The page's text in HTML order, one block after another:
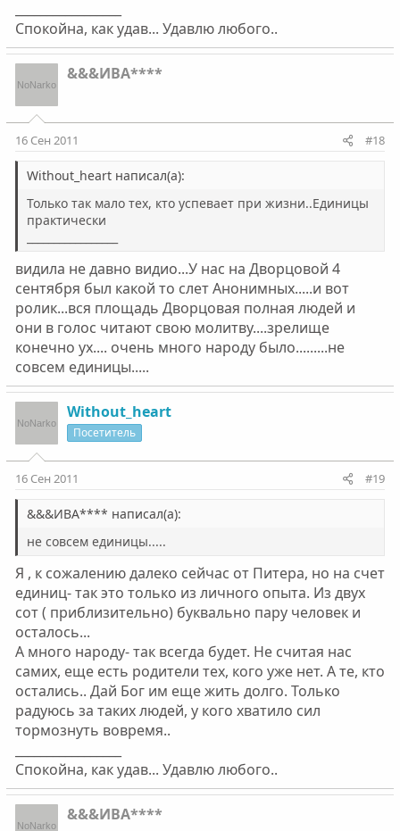
Спокойна, как удав... Удавлю любого..
&&&ИВА****
16 Сен 2011 #18
Without_heart написал(а):
Только так мало тех, кто успевает при жизни..Единицы
практически
видила не давно видио...У нас на Дворцовой 4
сентября был какой то слет Анонимных.....и вот
ролик...вся площадь Дворцовая полная людей и
они в голос читают свою молитву....зрелище
конечно ух.... очень много народу было.........не
совсем единицы.....
Without_heart
Посетитель
16 Сен 2011 #19
&&&ИВА**** написал(а):
не совсем единицы.....
Я , к сожалению далеко сейчас от Питера, но на счет
единиц- так это только из личного опыта. Из двух
сот ( приблизительно) буквально пару человек и
осталось...
А много народу- так всегда будет. Не считая нас
самих, еще есть родители тех, кого уже нет. А те, кто
остались.. Дай Бог им еще жить долго. Только
радуюсь за таких людей, у кого хватило сил
тормознуть вовремя..
Спокойна, как удав... Удавлю любого..
&&&ИВА****